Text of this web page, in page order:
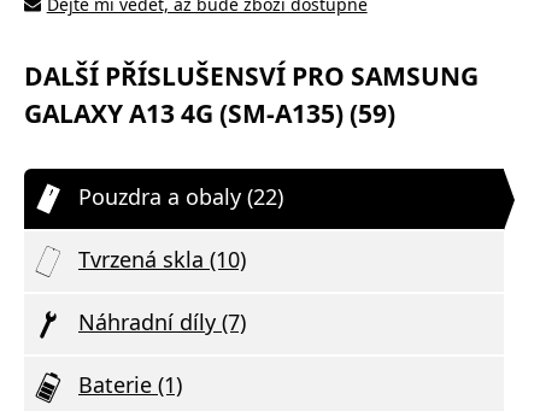
DALŠÍ PŘÍSLUŠENSVÍ PRO SAMSUNG
GALAXY A13 4G (SM-A135) (59)
Pouzdra a obaly (22)
Tvrzená skla (10)
Náhradní díly (7)
Baterie (1)